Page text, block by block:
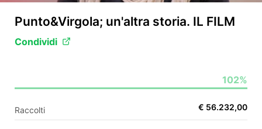
EN
Punto&Virgola; un'altra storia. IL FILM
Condividi
102%
Raccolti € 56.232,00